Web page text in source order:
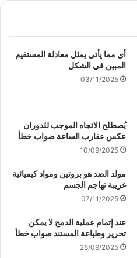
أي مما يأتي يمثل معادلة المستقيم
المبين في الشكل
03/11/2025
يُصطلح الاتجاه الموجب للدوران
عكس عقارب الساعة صواب خطأ
10/09/2025
مولد الضد هو بروتين ومواد كيميائية
غريبة تهاجم الجسم
07/11/2025
عند إتمام عملية الدمج لا يمكن
تحرير وطباعة المستند صواب خطأ
28/09/2025